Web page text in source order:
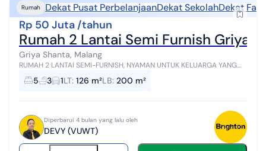
Rumah Dekat Pusat PerbelanjaanDekat SekolahDekat
Rp 50 Juta /tahun
Rumah 2 Lantai Semi Furnish Griya
Griya Shanta, Malang
RUMAH 2 LANTAI SEMI-FURNISH, NYAMAN UNTUK KELUARGA YANG
MENGINGINKAN Sewa Rumah GRIYASHANTA - Malang LT 126 LB 200
KT 5 KM 3 Dimensi 14 x 14 List...
5 3 1LT: 126 m²LB: 200 m²
Diperbarui 4 bulan yang lalu oleh
DEVY (VUWT)